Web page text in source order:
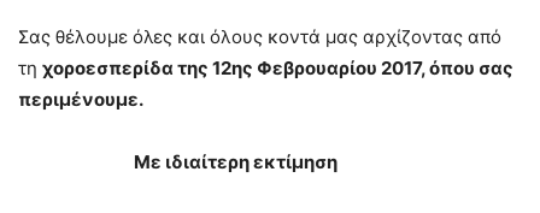
Σας θέλουμε όλες και όλους κοντά μας αρχίζοντας από
τη χοροεσπερίδα της 12ης Φεβρουαρίου 2017, όπου σας
περιμένουμε.
Με ιδιαίτερη εκτίμηση